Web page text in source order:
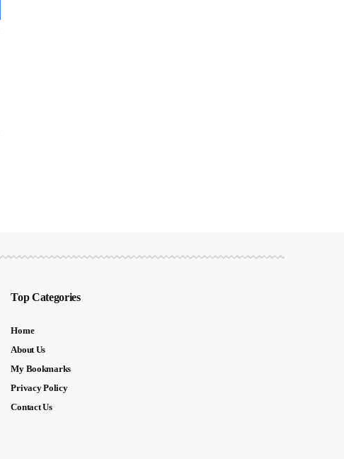
Top Categories
Home
About Us
My Bookmarks
Privacy Policy
Contact Us